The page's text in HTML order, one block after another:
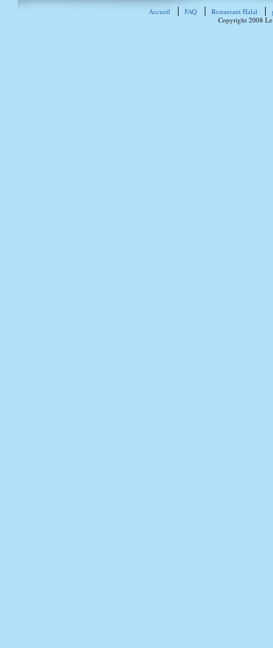
Accueil FAQ Restaurant Halal
Copyright 2008